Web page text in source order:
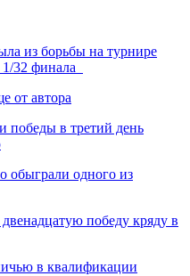
из борьбы на турнире
32 финала
от автора
в третий день
обыграли одного из
победу кряду в
в квалификации